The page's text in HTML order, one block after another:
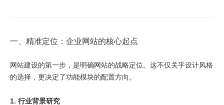
一、精准定位：企业网站的核心起点
网站建设的第一步，是明确网站的战略定位。这不仅关乎设计风格
的选择，更决定了功能模块的配置方向。
1. 行业背景研究